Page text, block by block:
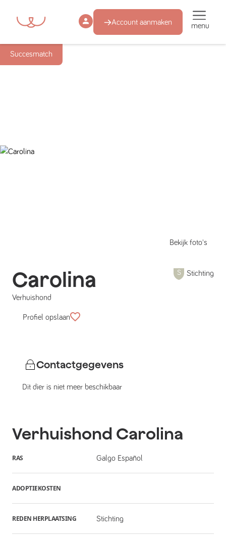
Account aanmaken menu
Succesmatch
Bekijk foto's
Carolina
Verhuishond
Stichting
Profiel opslaan
Contactgegevens
Dit dier is niet meer beschikbaar
Verhuishond Carolina
RAS Galgo Español
ADOPTIEKOSTEN
REDEN HERPLAATSING Stichting